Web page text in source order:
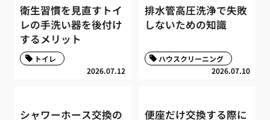
衛生習慣を見直すトイ
レの手洗い器を後付け
するメリット
2026.07.12
トイレ
排水管高圧洗浄で失敗
しないための知識
2026.07.10
ハウスクリーニング
シャワーホース交換の
便座だけ交換する際に